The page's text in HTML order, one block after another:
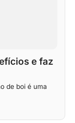
e faz
de boi é uma